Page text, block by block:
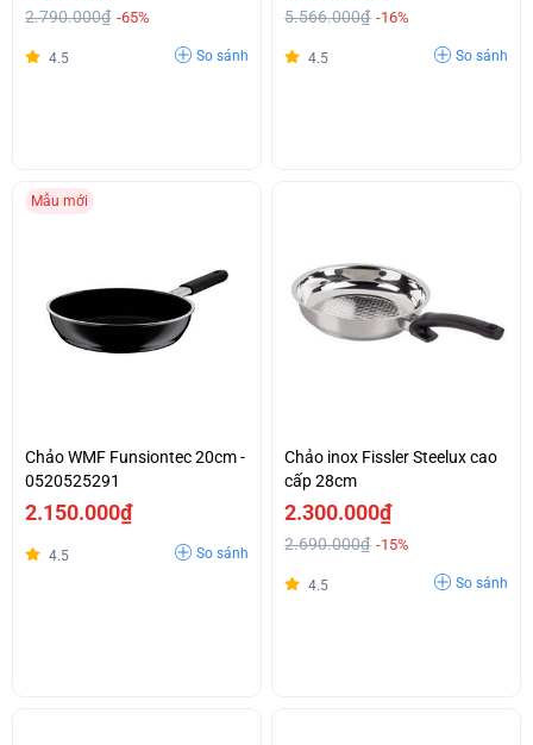
2.790.000₫ -65%
4.5 So sánh
5.566.000₫ -16%
4.5 So sánh
Mẫu mới
Chảo WMF Funsiontec 20cm -
0520525291
2.150.000₫
4.5 So sánh
Chảo inox Fissler Steelux cao
cấp 28cm
2.300.000₫
2.690.000₫ -15%
4.5 So sánh